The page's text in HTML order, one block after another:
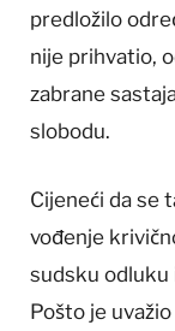
predložilo
nije prihvatio,
zabrane
slobodu.
Cijeneći da se
vođenje
sudsku odluku
Pošto je